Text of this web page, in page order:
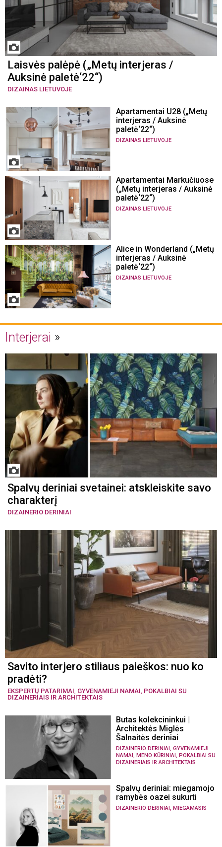
Laisvės palėpė („Metų interjeras /
Auksinė paletė‘22“)
DIZAINAS LIETUVOJE
Apartamentai U28 („Metų
interjeras / Auksinė
paletė‘22“)
DIZAINAS LIETUVOJE
Apartamentai Markučiuose
(„Metų interjeras / Auksinė
paletė‘22“)
DIZAINAS LIETUVOJE
Alice in Wonderland („Metų
interjeras / Auksinė
paletė‘22“)
DIZAINAS LIETUVOJE
Interjerai
Spalvų deriniai svetainei: atskleiskite savo
charakterį
DIZAINERIO DERINIAI
Savito interjero stiliaus paieškos: nuo ko
pradėti?
EKSPERTŲ PATARIMAI GYVENAMIEJI NAMAI POKALBIAI SU
DIZAINERIAIS IR ARCHITEKTAIS
Butas kolekcininkui |
Architektės Miglės
Šalnaitės deriniai
DIZAINERIO DERINIAI GYVENAMIEJI
NAMAI MENO KŪRINIAI POKALBIAI SU
DIZAINERIAIS IR ARCHITEKTAIS
Spalvų deriniai: miegamojo
ramybės oazei sukurti
DIZAINERIO DERINIAI MIEGAMASIS